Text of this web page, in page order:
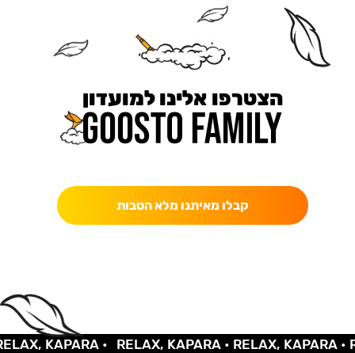
הצטרפו אלינו למועדון
קבלו מאיתנו מלא הטבות
KAPARA • RELAX, KAPARA •RELAX, KAPARA •